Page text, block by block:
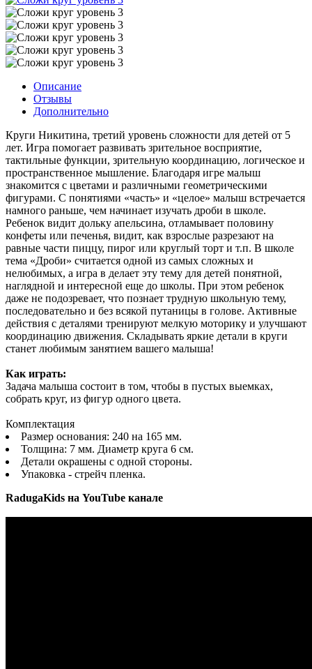
Описание
Отзывы
Дополнительно
Круги Никитина, третий уровень сложности для детей от 5
лет. Игра помогает развивать зрительное восприятие,
тактильные функции, зрительную координацию, логическое и
пространственное мышление. Благодаря игре малыш
знакомится с цветами и различными геометрическими
фигурами. С понятиями «часть» и «целое» малыш встречается
намного раньше, чем начинает изучать дроби в школе.
Ребенок видит дольку апельсина, отламывает половину
конфеты или печенья, видит, как взрослые разрезают на
равные части пиццу, пирог или круглый торт и т.п. В школе
тема «Дроби» считается одной из самых сложных и
нелюбимых, а игра в делает эту тему для детей понятной,
наглядной и интересной еще до школы. При этом ребенок
даже не подозревает, что познает трудную школьную тему,
последовательно и без всякой путаницы в голове. Активные
действия с деталями тренируют мелкую моторику и улучшают
координацию движения. Складывать яркие детали в круги
станет любимым занятием вашего малыша!
Как играть:
Задача малыша состоит в том, чтобы в пустых выемках,
собрать круг, из фигур одного цвета.
Комплектация
Размер основания: 240 на 165 мм.
Толщина: 7 мм. Диаметр круга 6 см.
Детали окрашены с одной стороны.
Упаковка - стрейч пленка.
RadugaKids на YouTube канале